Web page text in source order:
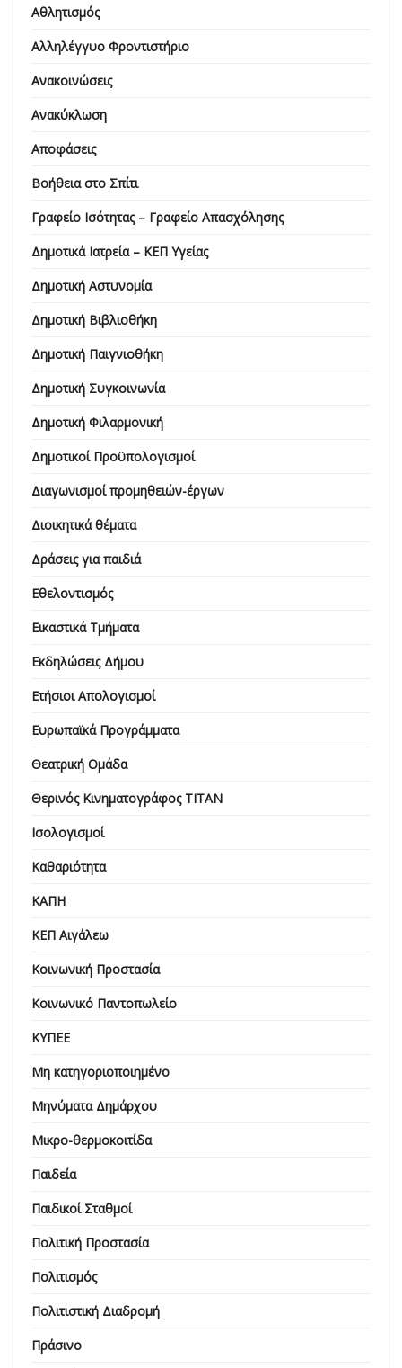
Αθλητισμός
Αλληλέγγυο Φροντιστήριο
Ανακοινώσεις
Ανακύκλωση
Αποφάσεις
Βοήθεια στο Σπίτι
Γραφείο Ισότητας – Γραφείο Απασχόλησης
Δημοτικά Ιατρεία – ΚΕΠ Υγείας
Δημοτική Αστυνομία
Δημοτική Βιβλιοθήκη
Δημοτική Παιγνιοθήκη
Δημοτική Συγκοινωνία
Δημοτική Φιλαρμονική
Δημοτικοί Προϋπολογισμοί
Διαγωνισμοί προμηθειών-έργων
Διοικητικά θέματα
Δράσεις για παιδιά
Εθελοντισμός
Εικαστικά Τμήματα
Εκδηλώσεις Δήμου
Ετήσιοι Απολογισμοί
Ευρωπαϊκά Προγράμματα
Θεατρική Ομάδα
Θερινός Κινηματογράφος ΤΙΤΑΝ
Ισολογισμοί
Καθαριότητα
ΚΑΠΗ
ΚΕΠ Αιγάλεω
Κοινωνική Προστασία
Κοινωνικό Παντοπωλείο
ΚΥΠΕΕ
Μη κατηγοριοποιημένο
Μηνύματα Δημάρχου
Μικρο-θερμοκοιτίδα
Παιδεία
Παιδικοί Σταθμοί
Πολιτική Προστασία
Πολιτισμός
Πολιτιστική Διαδρομή
Πράσινο